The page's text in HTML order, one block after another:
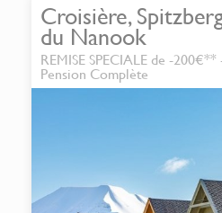
Croisière,
du Nanook
REMISE SPECIALE de -
Pension Complète